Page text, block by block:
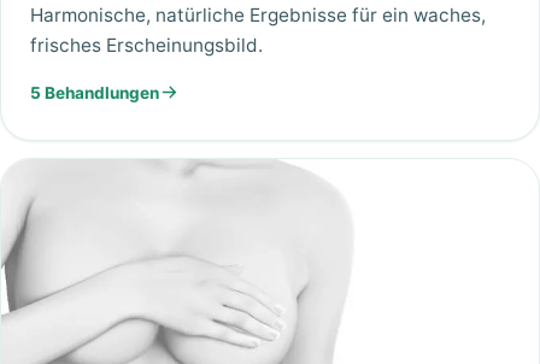
Harmonische, natürliche Ergebnisse für ein waches,
frisches Erscheinungsbild.
5 Behandlungen